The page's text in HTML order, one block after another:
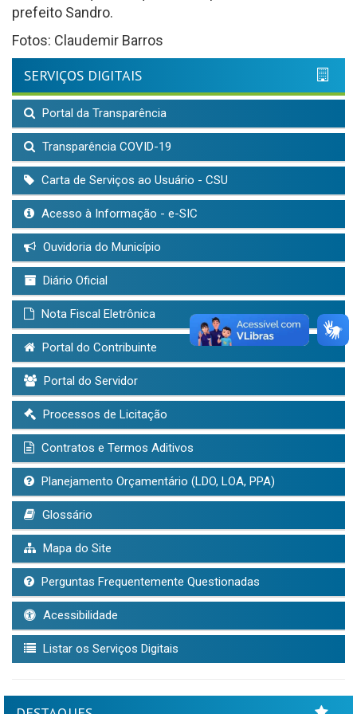
prefeito Sandro.
Fotos: Claudemir Barros
SERVIÇOS DIGITAIS
Portal da Transparência
Transparência COVID-19
Carta de Serviços ao Usuário - CSU
Acesso à Informação - e-SIC
Ouvidoria do Município
Diário Oficial
Nota Fiscal Eletrônica
Portal do Contribuinte
Portal do Servidor
Processos de Licitação
Contratos e Termos Aditivos
Planejamento Orçamentário (LDO, LOA, PPA)
Glossário
Mapa do Site
Perguntas Frequentemente Questionadas
Acessibilidade
Listar os Serviços Digitais